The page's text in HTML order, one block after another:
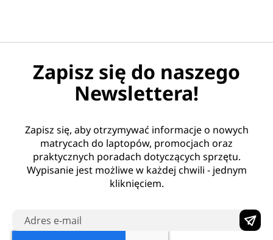
Zapisz się do naszego
Newslettera!
Zapisz się, aby otrzymywać informacje o nowych
matrycach do laptopów, promocjach oraz
praktycznych poradach dotyczących sprzętu.
Wypisanie jest możliwe w każdej chwili - jednym
kliknięciem.